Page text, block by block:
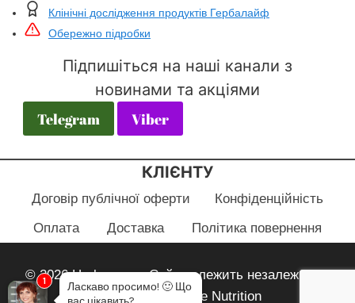
Клінічні дослідження продуктів Гербалайф
Обережно підробки
Підпишіться на наші канали з
новинами та акціями
Telegram
Viber
КЛІЄНТУ
Договір публічної оферти
Конфіденційність
Оплата
Доставка Політика повернення
© 2026 Herbayana - Сайт належить незалежному
партнеру Herbalife Nutrition
1 Ласкаво просимо! 🙂 Що